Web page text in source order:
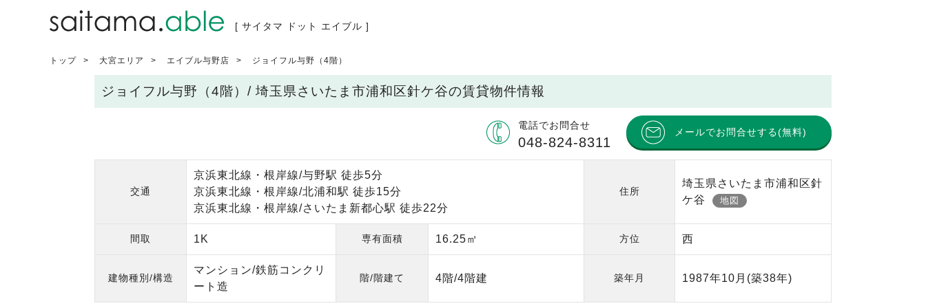
[ サイタマ ドット エイブル ]
トップ 大宮エリア エイブル与野店 ジョイフル与野（4階）
ジョイフル与野（4階）/ 埼玉県さいたま市浦和区針ケ谷の賃貸物件情報
電話でお問合せ
048-824-8311
メールでお問合せする(無料)
交通
京浜東北線・根岸線/与野駅 徒歩5分
京浜東北線・根岸線/北浦和駅 徒歩15分
京浜東北線・根岸線/さいたま新都心駅 徒歩22分
住所
埼玉県さいたま市浦和区針
ケ谷
地図
間取 1K 専有面積 16.25㎡ 方位 西
建物種別/構造
マンション/鉄筋コンクリ
ート造
階/階建て 4階/4階建 築年月 1987年10月 (築38年)